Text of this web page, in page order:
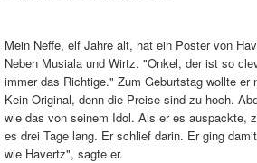
Mein Neffe, elf Jahre alt, hat ein Poster von
Neben Musiala und Wirtz. "Onkel, der ist so
immer das Richtige." Zum Geburtstag wollte er
Kein Original, denn die Preise sind zu hoch.
wie das von seinem Idol. Als er es auspackte,
es drei Tage lang. Er schlief darin. Er ging
wie Havertz", sagte er.